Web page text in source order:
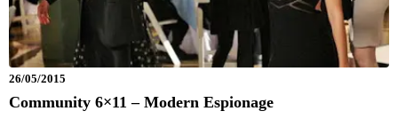
26/05/2015
Community 6×11 – Modern Espionage